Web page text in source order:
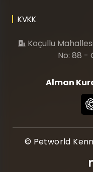
KVKK
Koçullu
No: 88 -
Alman
© Petworld